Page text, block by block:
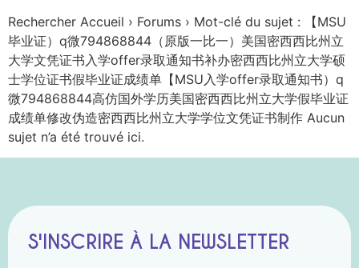
Rechercher Accueil › Forums › Mot-clé du sujet : 【MSU
毕业证）q微794868844（原版一比一）美国密西西比州立
大学文凭证书入学offer录取通知书补办密西西比州立大学硕
士学位证书假毕业证成绩单【MSU入学offer录取通知书）q
微794868844高仿国外学历美国密西西比州立大学假毕业证
成绩单修改伪造密西西比州立大学学位文凭证书制作 Aucun
sujet n’a été trouvé ici.
S'INSCRIRE À LA NEWSLETTER